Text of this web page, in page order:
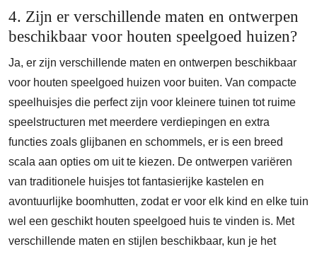
4. Zijn er verschillende maten en ontwerpen
beschikbaar voor houten speelgoed huizen?
Ja, er zijn verschillende maten en ontwerpen beschikbaar
voor houten speelgoed huizen voor buiten. Van compacte
speelhuisjes die perfect zijn voor kleinere tuinen tot ruime
speelstructuren met meerdere verdiepingen en extra
functies zoals glijbanen en schommels, er is een breed
scala aan opties om uit te kiezen. De ontwerpen variëren
van traditionele huisjes tot fantasierijke kastelen en
avontuurlijke boomhutten, zodat er voor elk kind en elke tuin
wel een geschikt houten speelgoed huis te vinden is. Met
verschillende maten en stijlen beschikbaar, kun je het